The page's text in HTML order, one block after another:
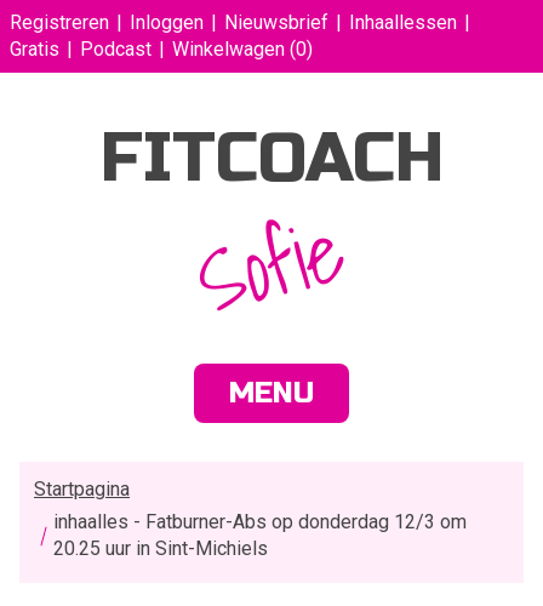
Registreren Inloggen Nieuwsbrief
Inhaallessen
Gratis
Podcast Winkelwagen (0)
FITCOACH
Sofie
MENU
Startpagina
inhaalles - Fatburner-Abs op donderdag 12/3 om
20.25 uur in Sint-Michiels